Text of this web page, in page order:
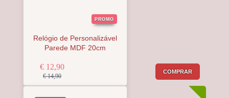
PROMO
Relógio de Personalizável
Parede MDF 20cm
€ 12,90
€ 14,90
COMPRAR